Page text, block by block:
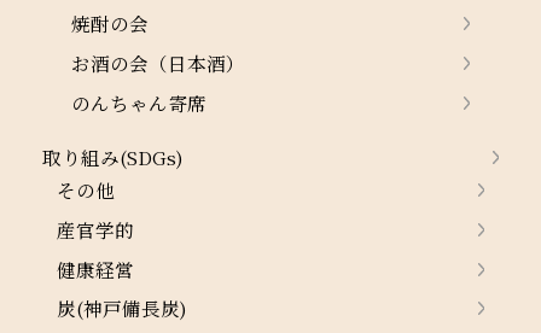
焼酎の会
お酒の会（日本酒）
のんちゃん寄席
取り組み(SDGs)
その他
産官学的
健康経営
炭(神戸備長炭)